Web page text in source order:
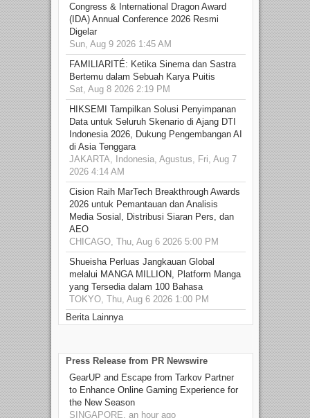
Congress & International Dragon Award
(IDA) Annual Conference 2026 Resmi
Digelar
Sun, Aug 9 2026 1:45 AM
FAMILIARITÉ: Ketika Sinema dan Sastra
Bertemu dalam Sebuah Karya Puitis
Sat, Aug 8 2026 2:19 PM
HIKSEMI Tampilkan Solusi Penyimpanan
Data untuk Seluruh Skenario di Ajang DTI
Indonesia 2026, Dukung Pengembangan AI
di Asia Tenggara
JAKARTA, Indonesia, Agustus, Fri, Aug 7
2026 4:14 AM
Cision Raih MarTech Breakthrough Awards
2026 untuk Pemantauan dan Analisis
Media Sosial, Distribusi Siaran Pers, dan
AEO
CHICAGO, Thu, Aug 6 2026 5:00 PM
Shueisha Perluas Jangkauan Global
melalui MANGA MILLION, Platform Manga
yang Tersedia dalam 100 Bahasa
TOKYO, Thu, Aug 6 2026 1:00 PM
Berita Lainnya
Press Release from PR Newswire
GearUP and Escape from Tarkov Partner
to Enhance Online Gaming Experience for
the New Season
SINGAPORE, an hour ago